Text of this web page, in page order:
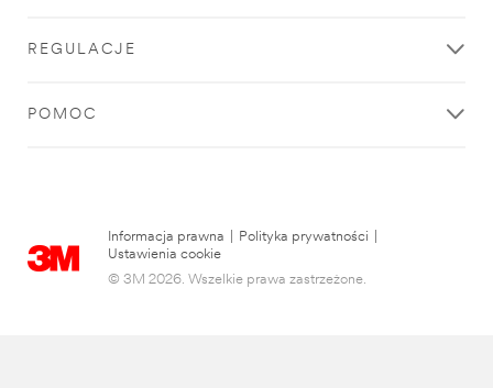
REGULACJE
POMOC
Informacja prawna Polityka prywatności
Ustawienia cookie
© 3M 2026. Wszelkie prawa zastrzeżone.